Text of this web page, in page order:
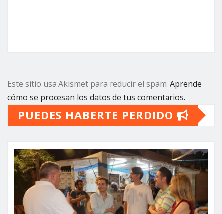
Este sitio usa Akismet para reducir el spam. Aprende
cómo se procesan los datos de tus comentarios.
PUEDES HABERTE PERDIDO